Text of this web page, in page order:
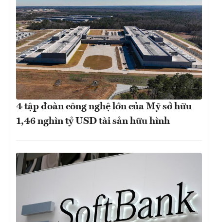
4 tập đoàn công nghệ lớn của Mỹ sở hữu
1,46 nghìn tỷ USD tài sản hữu hình